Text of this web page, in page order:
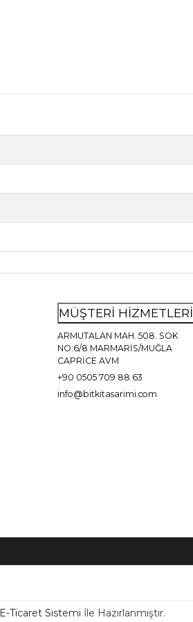
MÜŞTERİ HİZMETLERİ
ARMUTALAN MAH. 508. SOK
NO:6/8 MARMARİS/MUĞLA
CAPRİCE AVM
+90 0505 709 88 63
info@bitkitasarimi.com
E-Ticaret Sistemi İle Hazırlanmıştır.